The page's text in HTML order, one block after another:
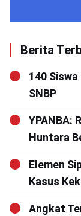
Berita
140
SNBP
YPANBA:
Huntara
Elemen
Kasus
Angkat